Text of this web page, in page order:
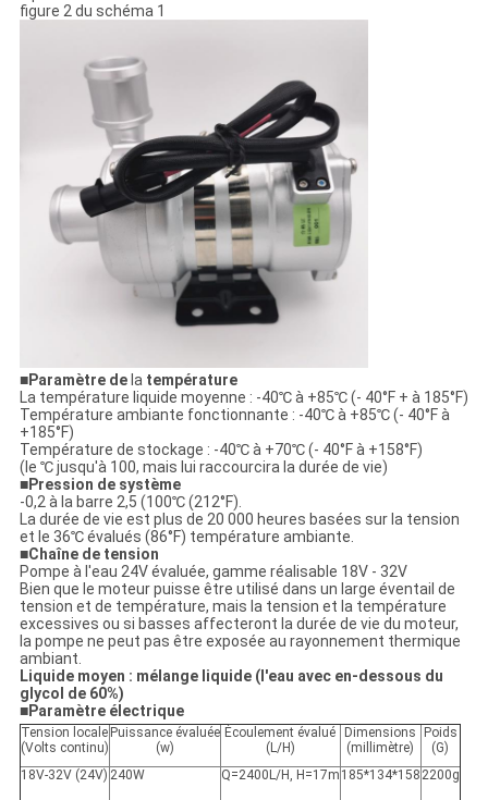
figure 2 du schéma 1
■Paramètre dela température
La température liquide moyenne : -40℃ à +85℃ (- 40°F + à 185°F)
Température ambiante fonctionnante : -40℃ à +85℃ (- 40°F à
+185°F)
Température de stockage : -40℃ à +70℃ (- 40°F à +158°F)
(le ℃ jusqu'à 100, mais lui raccourcira la durée de vie)
■Pression de système
-0,2 à la barre 2,5 (100℃ (212°F).
La durée de vie est plus de 20 000 heures basées sur la tension
et le 36℃ évalués (86°F) température ambiante.
■Chaîne de tension
Pompe à l'eau 24V évaluée, gamme réalisable 18V - 32V
Bien que le moteur puisse être utilisé dans un large éventail de
tension et de température, mais la tension et la température
excessives ou si basses affecteront la durée de vie du moteur,
la pompe ne peut pas être exposée au rayonnement thermique
ambiant.
Liquide moyen : mélange liquide (l'eau avec en-dessous du
glycol de 60%)
■Paramètre électrique
Tension locale
(Volts continu)
Puissance évaluée
(w)
Écoulement évalué
(L/H)
Dimensions
(millimètre)
Poids
(G)
18V-32V (24V) 240W Q=2400L/H, H=17m 185*134*158 2200g